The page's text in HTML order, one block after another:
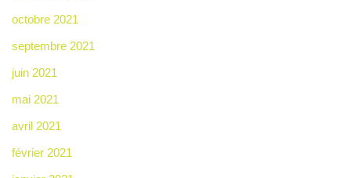
octobre 2021
septembre 2021
juin 2021
mai 2021
avril 2021
février 2021